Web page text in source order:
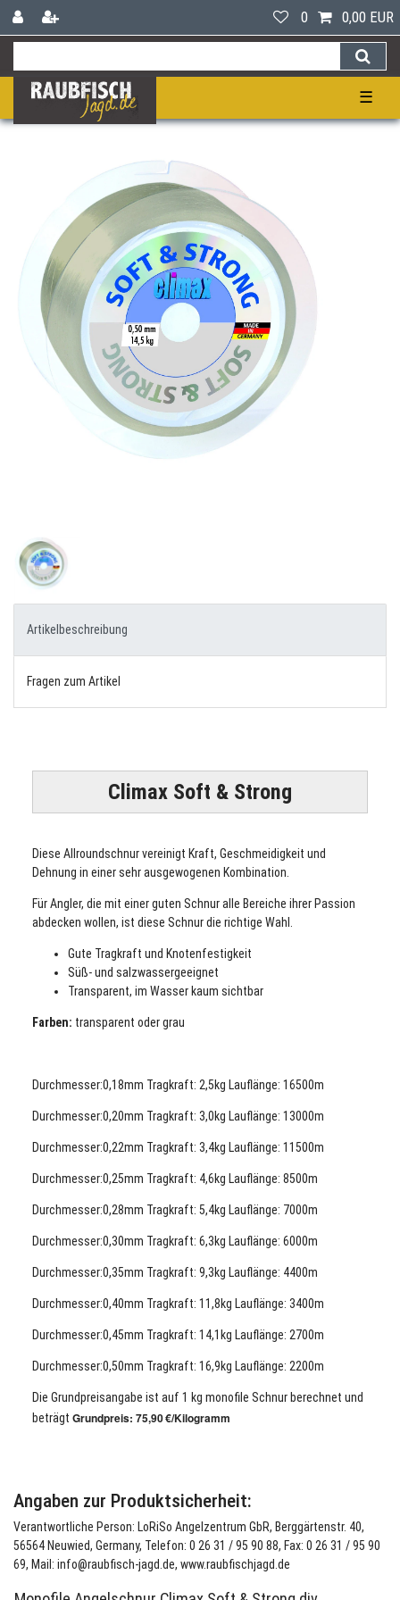
0 0,00 EUR
☰
Artikelbeschreibung
Fragen zum Artikel
Climax Soft & Strong
Diese Allroundschnur vereinigt Kraft, Geschmeidigkeit und
Dehnung in einer sehr ausgewogenen Kombination.
Für Angler, die mit einer guten Schnur alle Bereiche ihrer Passion
abdecken wollen, ist diese Schnur die richtige Wahl.
Gute Tragkraft und Knotenfestigkeit
Süß- und salzwassergeeignet
Transparent, im Wasser kaum sichtbar
Farben: transparent oder grau
Durchmesser:0,18mm Tragkraft: 2,5kg Lauflänge: 16500m
Durchmesser:0,20mm Tragkraft: 3,0kg Lauflänge: 13000m
Durchmesser:0,22mm Tragkraft: 3,4kg Lauflänge: 11500m
Durchmesser:0,25mm Tragkraft: 4,6kg Lauflänge: 8500m
Durchmesser:0,28mm Tragkraft: 5,4kg Lauflänge: 7000m
Durchmesser:0,30mm Tragkraft: 6,3kg Lauflänge: 6000m
Durchmesser:0,35mm Tragkraft: 9,3kg Lauflänge: 4400m
Durchmesser:0,40mm Tragkraft: 11,8kg Lauflänge: 3400m
Durchmesser:0,45mm Tragkraft: 14,1kg Lauflänge: 2700m
Durchmesser:0,50mm Tragkraft: 16,9kg Lauflänge: 2200m
Die Grundpreisangabe ist auf 1 kg monofile Schnur berechnet und
beträgt Grundpreis: 75,90 €/Kilogramm
Angaben zur Produktsicherheit:
Verantwortliche Person: LoRiSo Angelzentrum GbR, Berggärtenstr. 40,
56564 Neuwied, Germany, Telefon: 0 26 31 / 95 90 88, Fax: 0 26 31 / 95 90
69, Mail: info@raubfisch-jagd.de, www.raubfischjagd.de